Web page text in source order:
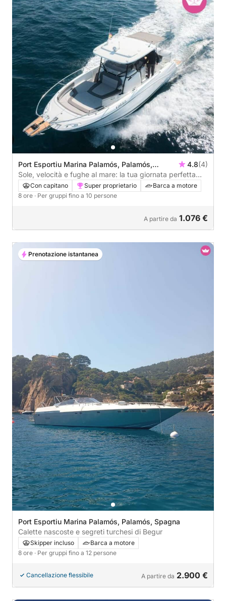
Port Esportiu Marina Palamós, Palamós,
Spagna
4.8(4)
Sole, velocità e fughe al mare: la tua giornata perfetta
lungo la Costa Brava
Con capitano Super proprietario
Barca a motore
8 ore · Per gruppi fino a 10 persone
A partire da 1.076 €
Port Esportiu Marina Palamós, Palamós, Spagna
Calette nascoste e segreti turchesi di Begur
Skipper incluso
Barca a motore
8 ore · Per gruppi fino a 12 persone
Cancellazione flessibile A partire da 2.900 €
Prenotazione istantanea